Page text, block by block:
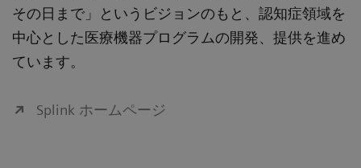
その日まで」というビジョンのもと、認知症領域を
中心とした医療機器プログラムの開発、提供を進め
ています。
Splink ホームページ